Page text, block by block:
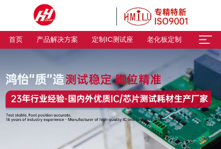
首页 产品解决方案 定制IC测试座 老化板定制